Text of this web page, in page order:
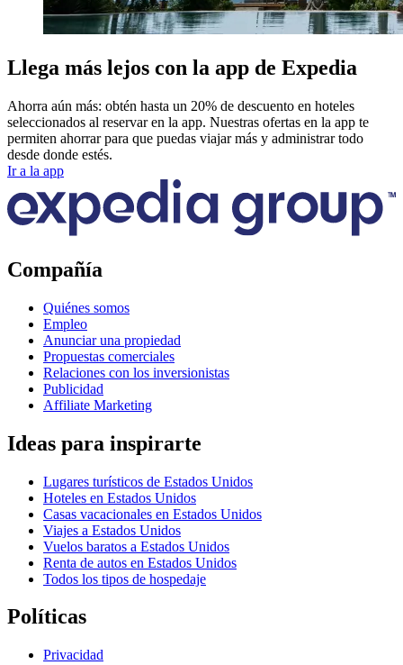
Llega más lejos con la app de Expedia
Ahorra aún más: obtén hasta un 20% de descuento en hoteles
seleccionados al reservar en la app. Nuestras ofertas en la app te
permiten ahorrar para que puedas viajar más y administrar todo
desde donde estés.
Ir a la app
Compañía
Quiénes somos
Empleo
Anunciar una propiedad
Propuestas comerciales
Relaciones con los inversionistas
Publicidad
Affiliate Marketing
Ideas para inspirarte
Lugares turísticos de Estados Unidos
Hoteles en Estados Unidos
Casas vacacionales en Estados Unidos
Viajes a Estados Unidos
Vuelos baratos a Estados Unidos
Renta de autos en Estados Unidos
Todos los tipos de hospedaje
Políticas
Privacidad